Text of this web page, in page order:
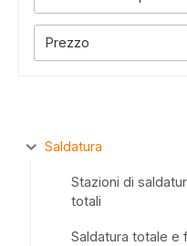
Prezzo
Saldatura
Stazioni di
totali
Saldatura totale e